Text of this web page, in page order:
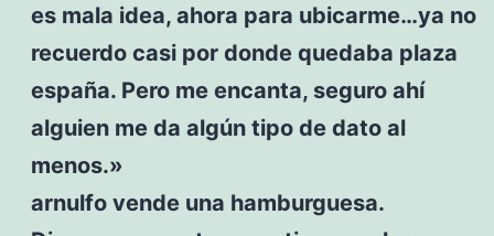
es mala idea, ahora para ubicarme…ya no
recuerdo casi por donde quedaba plaza
españa. Pero me encanta, seguro ahí
alguien me da algún tipo de dato al
menos.»
arnulfo vende una hamburguesa.